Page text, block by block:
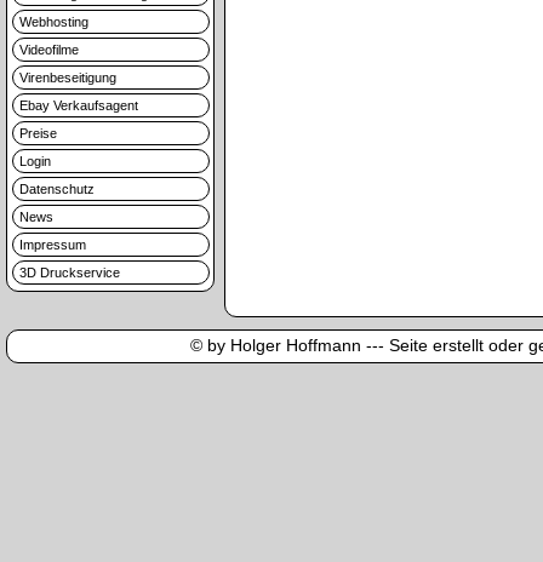
Webhosting
Videofilme
Virenbeseitigung
Ebay Verkaufsagent
Preise
Login
Datenschutz
News
Impressum
3D Druckservice
© by Holger Hoffmann --- Seite erstellt oder